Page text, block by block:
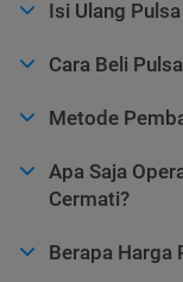
Isi Ulang
Cara Beli
Metode
Apa Saja
Cermati?
Berapa Harga